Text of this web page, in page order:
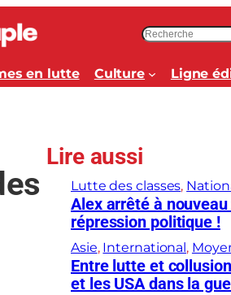
c
h
h
r
en lutte Culture Ligne
Lire aussi
Lutte des classes,
Alex arrêté à
répression politique !
Asie, International,
Entre lutte et
et les USA dans la